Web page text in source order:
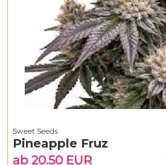
Sweet Seeds
Pineapple Fruz
ab 20.50 EUR